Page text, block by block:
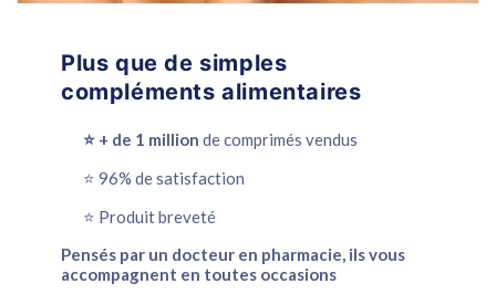
Plus que de simples
compléments alimentaires
⭐️ + de 1 million de comprimés vendus
⭐️ 96% de satisfaction
⭐️ Produit breveté
Pensés par un docteur en pharmacie, ils vous
accompagnent en toutes occasions